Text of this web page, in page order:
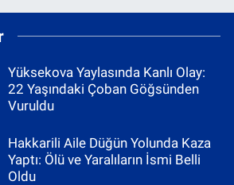
Yüksekova Yaylasında Kanlı Olay:
22 Yaşındaki Çoban Göğsünden
Vuruldu
Hakkarili Aile Düğün Yolunda Kaza
Yaptı: Ölü ve Yaralıların İsmi Belli
Oldu